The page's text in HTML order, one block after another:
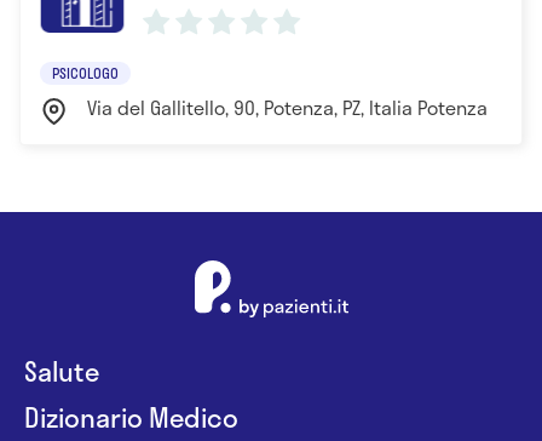
PSICOLOGO
Via del Gallitello, 90, Potenza, PZ, Italia Potenza
Salute
Dizionario Medico